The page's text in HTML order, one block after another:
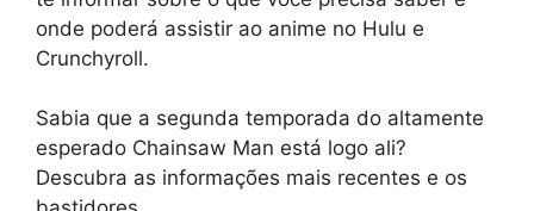
onde poderá assistir ao anime no Hulu e
Crunchyroll.
Sabia que a segunda temporada do altamente
esperado Chainsaw Man está logo ali?
Descubra as informações mais recentes e os